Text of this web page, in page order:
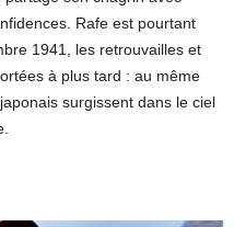
Rafe est pourtant
1941, les retrouvailles et
à plus tard : au même
surgissent dans le ciel